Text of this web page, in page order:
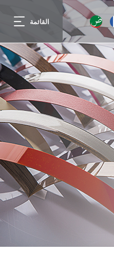
القائمة FR